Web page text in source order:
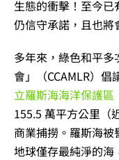
生態的衝擊！至今
仍信守承諾，且也將
多年來，綠色和平
會」（CCAMLR）
立羅斯海海洋保護區
155.5 萬平方公里（
商業捕撈。羅斯海
地球僅存最純淨的